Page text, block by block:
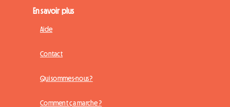
En savoir plus
Aide
Contact
Qui sommes-nous ?
Comment ça marche ?